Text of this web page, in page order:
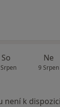
So Ne
9 Srpen
není k dispozici